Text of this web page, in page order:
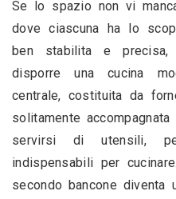
Se lo spazio non vi
dove ciascuna ha lo
ben stabilita e
disporre una cucina
centrale, costituita da
solitamente
servirsi di utensili,
indispensabili per
secondo bancone diventa